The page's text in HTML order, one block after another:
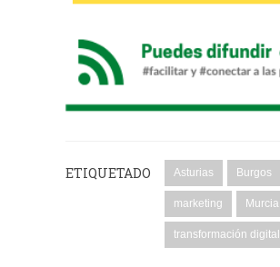
ETIQUETADO Asturias Burgos
marketing Murcia
transformación digital